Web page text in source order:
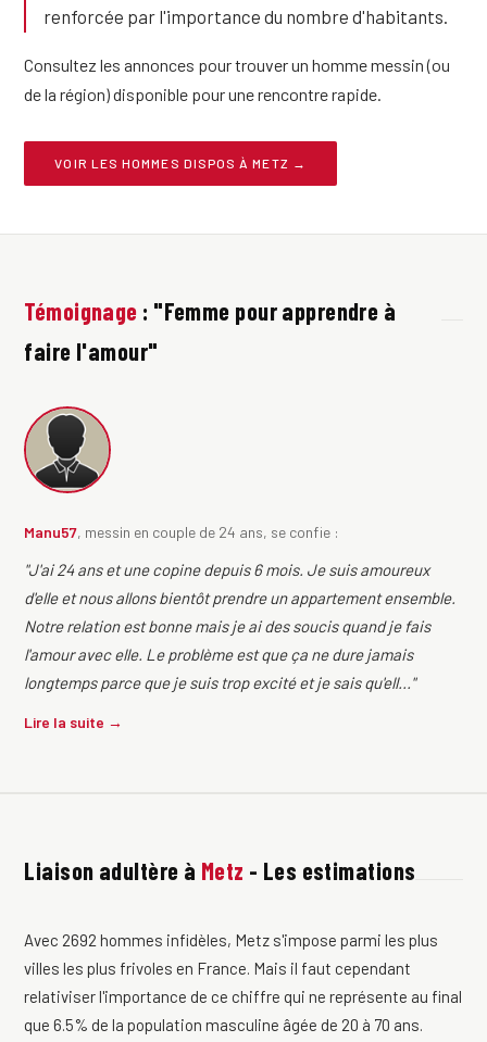
renforcée par l'importance du nombre d'habitants.
Consultez les annonces pour trouver un homme messin (ou
de la région) disponible pour une rencontre rapide.
VOIR LES HOMMES DISPOS À METZ →
Témoignage : "Femme pour apprendre à
faire l'amour"
Manu57, messin en couple de 24 ans, se confie :
"J'ai 24 ans et une copine depuis 6 mois. Je suis amoureux
d'elle et nous allons bientôt prendre un appartement ensemble.
Notre relation est bonne mais je ai des soucis quand je fais
l'amour avec elle. Le problème est que ça ne dure jamais
longtemps parce que je suis trop excité et je sais qu'ell..."
Lire la suite →
Liaison adultère à Metz - Les estimations
Avec 2692 hommes infidèles, Metz s'impose parmi les plus
villes les plus frivoles en France. Mais il faut cependant
relativiser l'importance de ce chiffre qui ne représente au final
que 6.5% de la population masculine âgée de 20 à 70 ans.